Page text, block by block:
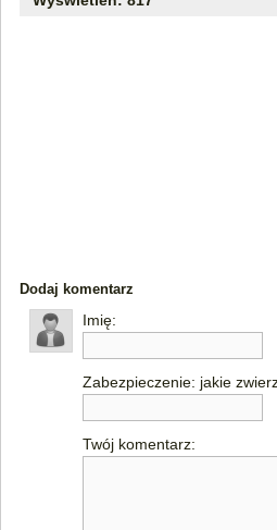
Dodaj komentarz
Imię:
Zabezpieczenie: jakie
Twój komentarz: